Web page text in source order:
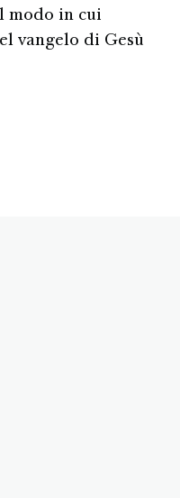
modo in cui
vangelo di Gesù